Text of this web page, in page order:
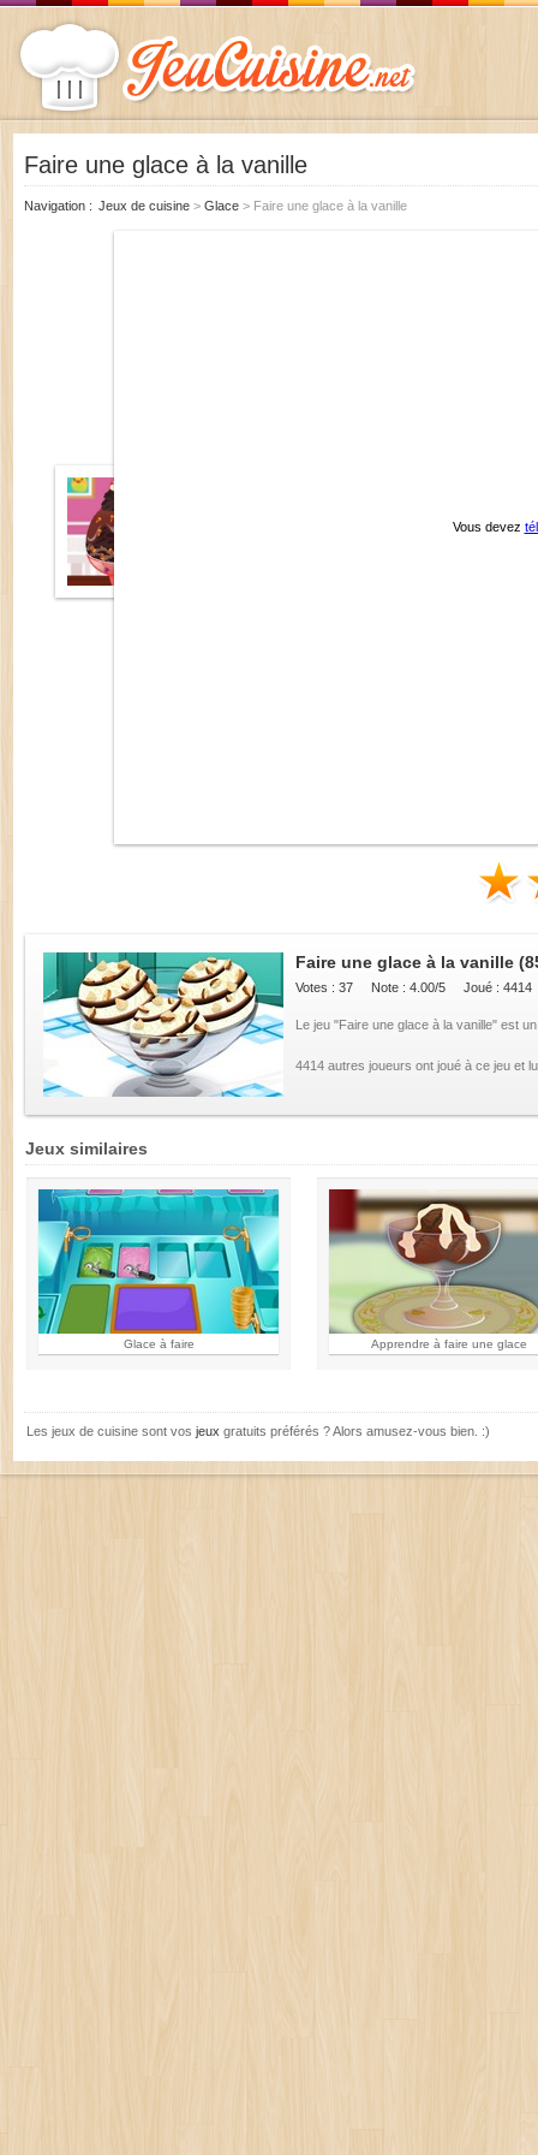
Faire une glace à la vanille
Navigation Jeux de cuisine > Glace > Faire une glace à la vanille
Vous devez
Faire une glace à la vanille
Votes : 37 Note : 4.00/5 Joué : 4414
Le jeu "Faire une glace à la vanille" est
4414 autres joueurs ont joué à ce jeu et
Jeux similaires
Glace à faire Apprendre à faire une glace
Les jeux de cuisine sont vos jeux gratuits préférés ? Alors amusez-vous bien. :)